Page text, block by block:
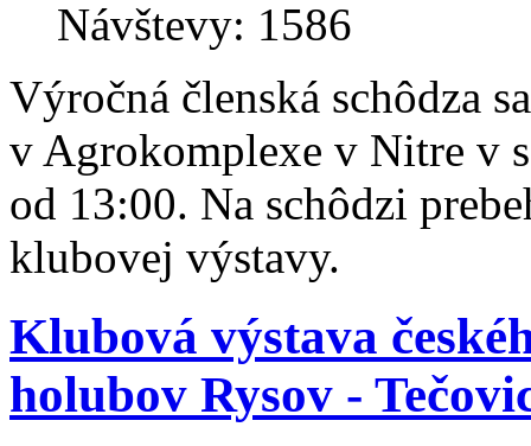
Návštevy: 1586
Výročná členská schôdza
v Agrokomplexe v Nitre v
od 13:00. Na schôdzi
klubovej výstavy.
Klubová výstava
holubov Rysov -